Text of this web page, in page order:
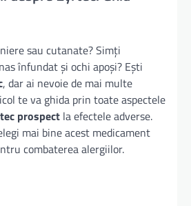
sau cutanate? Simți
înfundat și ochi apoși? Ești
, dar ai nevoie de mai multe
te va ghida prin toate aspectele
prospect la efectele adverse.
mai bine acest medicament
combaterea alergiilor.